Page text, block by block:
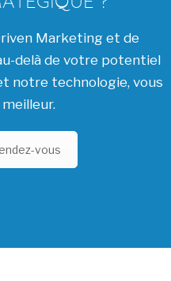
Marketing et de
delà de votre potentiel
notre technologie, vous
vous